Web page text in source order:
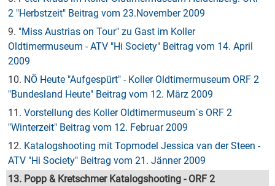
2 "Herbstzeit" Beitrag vom 23.November 2009
9. "Miss Austrias on Tour" zu Gast im Koller
Oldtimermuseum - ATV "Hi Society" Beitrag vom 14. April
2009
10. NÖ Heute "Aufgespürt" - Koller Oldtimermuseum ORF 2
"Bundesland Heute" Beitrag vom 12. März 2009
11. Vorstellung des Koller Oldtimermuseum`s ORF 2
"Winterzeit" Beitrag vom 12. Februar 2009
12. Katalogshooting mit Topmodel Jessica van der Steen -
ATV "Hi Society" Beitrag vom 21. Jänner 2009
13. Popp & Kretschmer Katalogshooting - ORF 2